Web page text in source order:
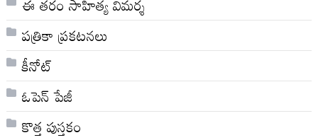
పత్రికా ప్రకటనలు
కీనోట్
ఓపెన్ పేజీ
కొత్త పుస్తకం